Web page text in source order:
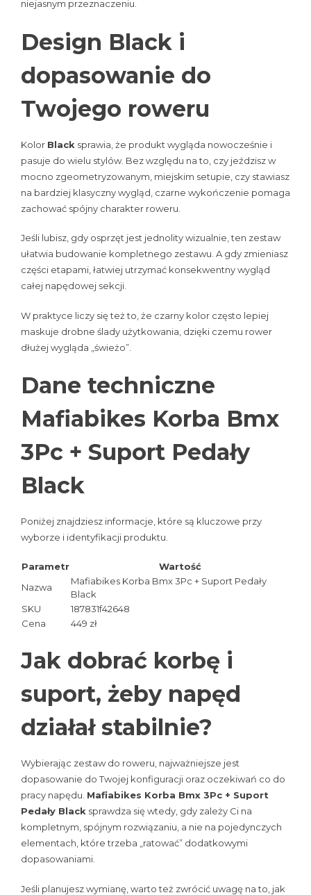
niejasnym przeznaczeniu.
Design Black i
dopasowanie do
Twojego roweru
Kolor Black sprawia, że produkt wygląda nowocześnie i
pasuje do wielu stylów. Bez względu na to, czy jeździsz w
mocno zgeometryzowanym, miejskim setupie, czy stawiasz
na bardziej klasyczny wygląd, czarne wykończenie pomaga
zachować spójny charakter roweru.
Jeśli lubisz, gdy osprzęt jest jednolity wizualnie, ten zestaw
ułatwia budowanie kompletnego zestawu. A gdy zmieniasz
części etapami, łatwiej utrzymać konsekwentny wygląd
całej napędowej sekcji.
W praktyce liczy się też to, że czarny kolor często lepiej
maskuje drobne ślady użytkowania, dzięki czemu rower
dłużej wygląda „świeżo”.
Dane techniczne
Mafiabikes Korba Bmx
3Pc + Suport Pedały
Black
Poniżej znajdziesz informacje, które są kluczowe przy
wyborze i identyfikacji produktu.
Parametr
Wartość
Nazwa
Mafiabikes Korba Bmx 3Pc + Suport Pedały
Black
SKU
187831f42648
Cena
449 zł
Jak dobrać korbę i
suport, żeby napęd
działał stabilnie?
Wybierając zestaw do roweru, najważniejsze jest
dopasowanie do Twojej konfiguracji oraz oczekiwań co do
pracy napędu. Mafiabikes Korba Bmx 3Pc + Suport
Pedały Black sprawdza się wtedy, gdy zależy Ci na
kompletnym, spójnym rozwiązaniu, a nie na pojedynczych
elementach, które trzeba „ratować” dodatkowymi
dopasowaniami.
Jeśli planujesz wymianę, warto też zwrócić uwagę na to, jak